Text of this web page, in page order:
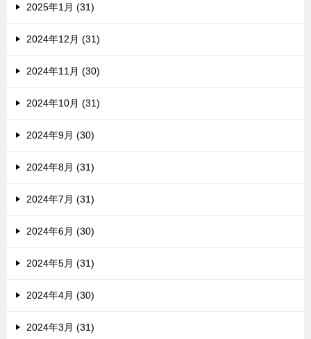
2025年1月 (31)
2024年12月 (31)
2024年11月 (30)
2024年10月 (31)
2024年9月 (30)
2024年8月 (31)
2024年7月 (31)
2024年6月 (30)
2024年5月 (31)
2024年4月 (30)
2024年3月 (31)